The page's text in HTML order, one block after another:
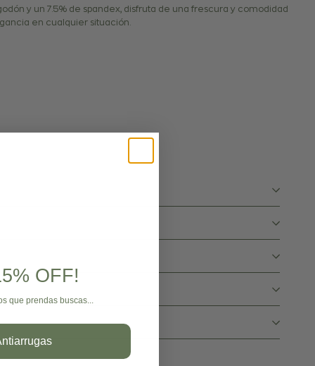
y un 7.5% de spandex, disfruta de una frescura y comodidad
en cualquier situación.
OFF!
que prendas buscas...